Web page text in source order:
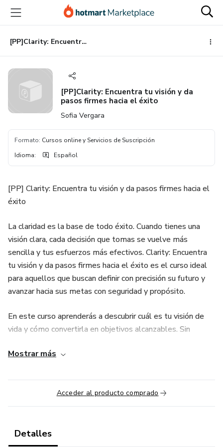
principal
página
de
página
[PP]Clarity: Encuentra tu visión y da pasos firmes hacia el éxito
[PP]Clarity: Encuentra tu visión y da
pasos firmes hacia el éxito
Sofia Vergara
Formato: Cursos online y Servicios de Suscripción
Idioma: Español
[PP] Clarity: Encuentra tu visión y da pasos firmes hacia el
éxito
La claridad es la base de todo éxito. Cuando tienes una
visión clara, cada decisión que tomas se vuelve más
sencilla y tus esfuerzos más efectivos. Clarity: Encuentra
tu visión y da pasos firmes hacia el éxito es el curso ideal
para aquellos que buscan definir con precisión su futuro y
avanzar hacia sus metas con seguridad y propósito.
En este curso aprenderás a descubrir cuál es tu visión de
vida y cómo convertirla en objetivos alcanzables. Sin
todo se vuelve más directo. Clarity no solo te ayudará a
herramientas para hacer de esa visión una realidad tangible.
Es un curso para todos los que buscan una dirección clara y
sentido perdido o confundido acerca de tus metas, este
Mostrar más
Acceder al producto comprado
Detalles